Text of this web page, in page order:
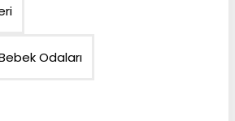
Odaları